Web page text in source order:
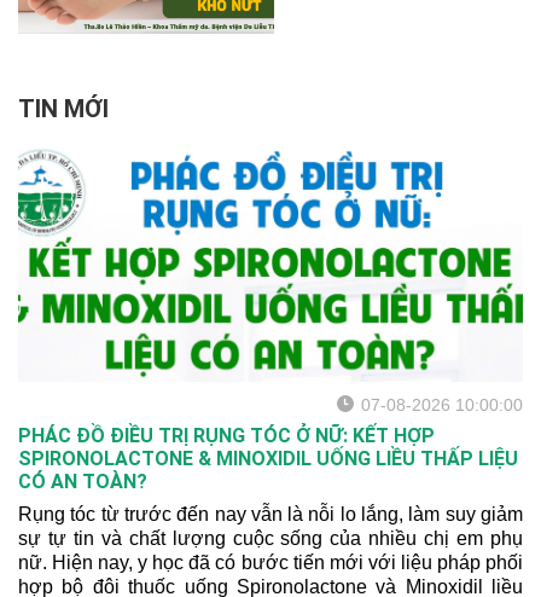
TIN MỚI
07-08-2026 10:00:00
PHÁC ĐỒ ĐIỀU TRỊ RỤNG TÓC Ở NỮ: KẾT HỢP
SPIRONOLACTONE & MINOXIDIL UỐNG LIỀU THẤP LIỆU
CÓ AN TOÀN?
Rụng tóc từ trước đến nay vẫn là nỗi lo lắng, làm suy giảm
sự tự tin và chất lượng cuộc sống của nhiều chị em phụ
nữ. Hiện nay, y học đã có bước tiến mới với liệu pháp phối
hợp bộ đôi thuốc uống Spironolactone và Minoxidil liều